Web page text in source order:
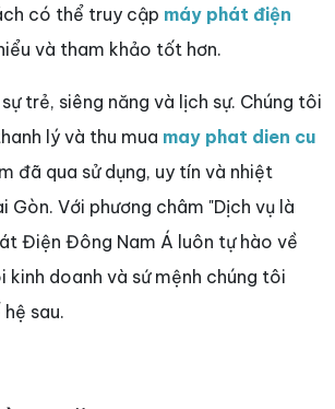
có thể truy cập máy phát điện
và tham khảo tốt hơn.
trẻ, siêng năng và lịch sự. Chúng tôi
lý và thu mua may phat dien cu
đã qua sử dụng, uy tín và nhiệt
Gòn. Với phương châm "Dịch vụ là
Điện Đông Nam Á luôn tự hào về
kinh doanh và sứ mệnh chúng tôi
sau.